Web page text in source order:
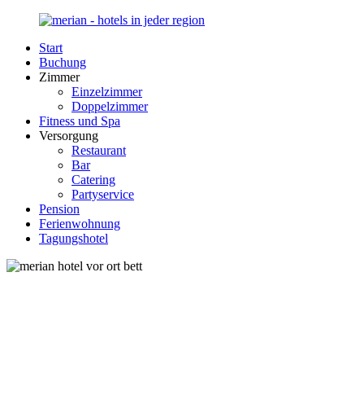
Zurück
Inhalt
Merian-
Hotel.de
Portal
Unterkunft
Deutschland
Start
Buchung
Zimmer
Einzelzimmer
Doppelzimmer
Fitness und Spa
Versorgung
Restaurant
Bar
Catering
Partyservice
Pension
Ferienwohnung
Tagungshotel